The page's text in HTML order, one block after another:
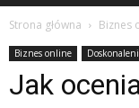
Strona główna Biznes
Biznes online
Jak